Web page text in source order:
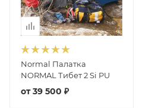
Normal Палатка
NORMAL Тибет 2 Si PU
от39 500 ₽